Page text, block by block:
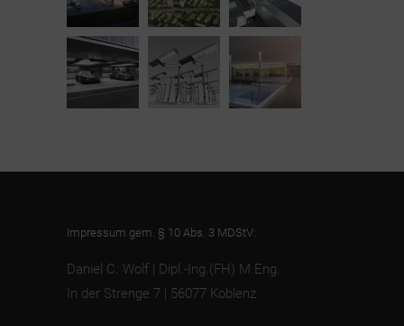
Impressum gem. § 10 Abs. 3 MDStV:
Daniel C. Wolf | Dipl.-Ing.(FH) M.Eng.
In der Strenge 7 | 56077 Koblenz